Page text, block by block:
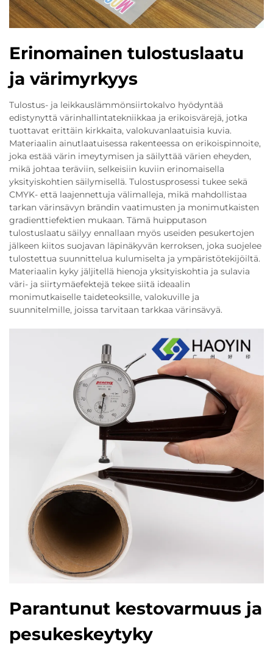
Erinomainen tulostuslaatu
ja värimyrkyys
Tulostus- ja leikkauslämmönsiirtokalvo hyödyntää
edistynyttä värinhallintatekniikkaa ja erikoisvärejä, jotka
tuottavat erittäin kirkkaita, valokuvanlaatuisia kuvia.
Materiaalin ainutlaatuisessa rakenteessa on erikoispinnoite,
joka estää värin imeytymisen ja säilyttää värien eheyden,
mikä johtaa teräviin, selkeisiin kuviin erinomaisella
yksityiskohtien säilymisellä. Tulostusprosessi tukee sekä
CMYK- että laajennettuja välimalleja, mikä mahdollistaa
tarkan värinsävyn brändin vaatimusten ja monimutkaisten
gradienttiefektien mukaan. Tämä huipputason
tulostuslaatu säilyy ennallaan myös useiden pesukertojen
jälkeen kiitos suojavan läpinäkyvän kerroksen, joka suojelee
tulostettua suunnittelua kulumiselta ja ympäristötekijöiltä.
Materiaalin kyky jäljitellä hienoja yksityiskohtia ja sulavia
väri- ja siirtymäefektejä tekee siitä ideaalin
monimutkaiselle taideteoksille, valokuville ja
suunnitelmille, joissa tarvitaan tarkkaa värinsävyä.
Parantunut kestovarmuus ja
pesukeskeytyky